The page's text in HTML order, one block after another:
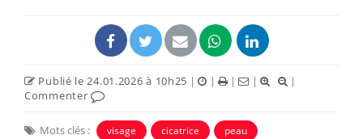
Publié le 24.01.2026 à 10h25 | | | |
|
Commenter
Mots clés : visage cicatrice peau